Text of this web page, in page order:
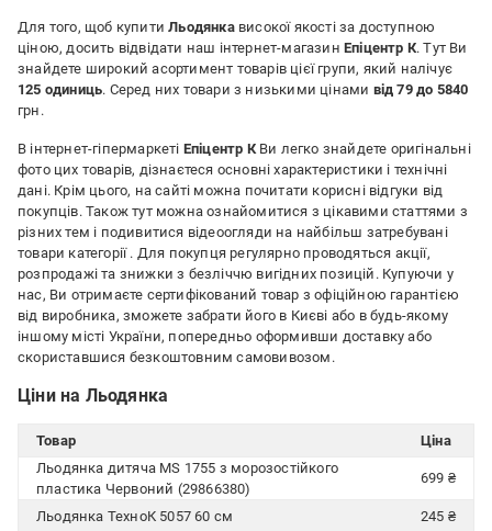
Для того, щоб купитиЛьодянкависокої якості за доступною
ціною, досить відвідати наш інтернет-магазин Епіцентр К. Тут Ви
знайдете широкий асортимент товарів цієї групи, який налічує
125 одиниць. Серед них товари з низькими цінами від 79 до 5840
грн.
В інтернет-гіпермаркеті Епіцентр КВи легко знайдете оригінальні
фото цих товарів, дізнаєтеся основні характеристики і технічні
дані. Крім цього, на сайті можна почитати корисні відгуки від
покупців. Також тут можна ознайомитися з цікавими статтями з
різних тем і подивитися відеоогляди на найбільш затребувані
товари категорії . Для покупця регулярно проводяться акції,
розпродажі та знижки з безліччю вигідних позицій. Купуючи у
нас, Ви отримаєте сертифікований товар з офіційною гарантією
від виробника, зможете забрати його в Києві або в будь-якому
іншому місті України, попередньо оформивши доставку або
скориставшися безкоштовним самовивозом.
Ціни на Льодянка
Товар
Ціна
Льодянка дитяча MS 1755 з морозостійкого
пластика Червоний (29866380)
699 ₴
Льодянка ТехноК 5057 60 см
245 ₴